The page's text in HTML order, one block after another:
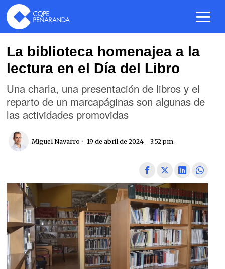
La biblioteca homenajea a la
lectura en el Día del Libro
Una charla, una presentación de libros y el
reparto de un marcapáginas son algunas de
las actividades promovidas
Miguel Navarro 19 de abril de 2024 - 3:52 pm